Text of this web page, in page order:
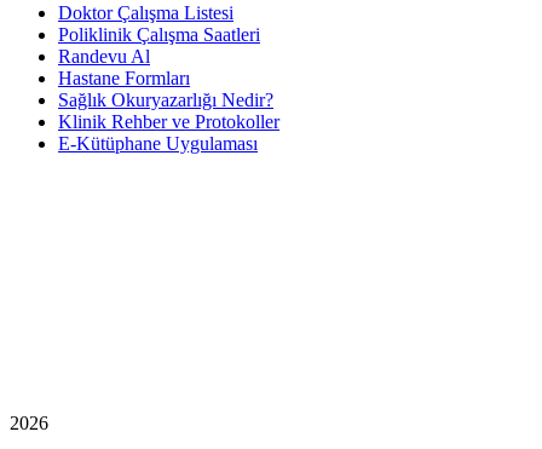
Doktor Çalışma Listesi
Poliklinik Çalışma Saatleri
Randevu Al
Hastane Formları
Sağlık Okuryazarlığı Nedir?
Klinik Rehber ve Protokoller
E-Kütüphane Uygulaması
2026